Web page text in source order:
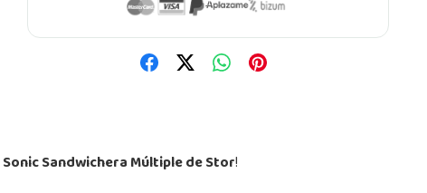
Sonic Sandwichera Múltiple de Stor!